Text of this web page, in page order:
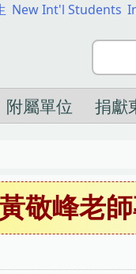
New Int'l Students
附屬單位 捐獻
敬峰老